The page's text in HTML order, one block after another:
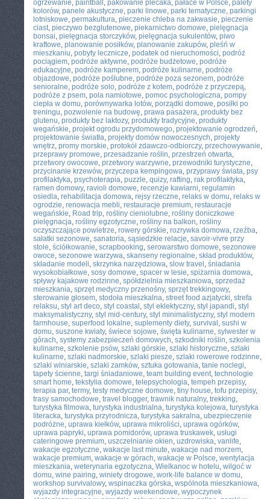
ogrzewanie, paintball , pakowanie plecaka, pałace w Polsce, palety
kolorów, panele akustyczne, parki linowe, parki tematyczne, parkingi
lotniskowe, permakultura, pieczenie chleba na zakwasie, pieczenie
ciast, pieczywo bezglutenowe, piekarnictwo domowe, pielęgnacja
bonsai, pielęgnacja storczyków, pielęgnacja sukulentów, piwo
kraftowe, planowanie posiłków, planowanie zakupów, pleśń w
mieszkaniu, pobyty lecznicze, podatek od nieruchomości, podróż
pociągiem, podróże aktywne, podróże budżetowe, podróże
edukacyjne, podróże kamperem, podróże kulinarne, podróże
objazdowe, podróże poślubne, podróże poza sezonem, podróże
senioralne, podróże solo, podróże z kotem, podróże z przyczepą,
podróże z psem, pola namiotowe, pomoc psychologiczna, pompy
ciepła w domu, porównywarka lotów, porządki domowe, posiłki po
treningu, pozwolenie na budowę, prawa pasażera, produkty bez
glutenu, produkty bez laktozy, produkty tradycyjne, produkty
wegańskie, projekt ogrodu przydomowego, projektowanie ogrodzeń,
projektowanie światła, projekty domów nowoczesnych, projekty
wnętrz, promy morskie, protokół zdawczo-odbiorczy, przechowywanie,
przeprawy promowe, przesadzanie roślin, przestrzeń otwarta,
przetwory owocowe, przetwory warzywne, przewodniki turystyczne,
przycinanie krzewów, przyczepa kempingowa, przyprawy świata, psy
profilaktyka, psychoterapia, puzzle, quizy, rafting, rak profilaktyka,
ramen domowy, ravioli domowe, recenzje kawiarni, regulamin
osiedla, rehabilitacja domowa, rejsy rzeczne, relaks w domu, relaks w
ogrodzie, renowacja mebli, restauracje premium, restauracje
wegańskie, Road trip, rośliny cieniolubne, rośliny doniczkowe
pielęgnacja, rośliny egzotyczne, rośliny na balkon, rośliny
oczyszczające powietrze, rowery górskie, rozrywka domowa, rzeźba,
sałatki sezonowe, sanatoria, sąsiedzkie relacje, savoir-vivre przy
stole, ściółkowanie, scrapbooking, serowarstwo domowe, sezonowe
owoce, sezonowe warzywa, skanseny regionalne, skład produktów,
składanie modeli, skrzynka narzędziowa, slow travel , śniadania
wysokobiałkowe, sosy domowe, spacer w lesie, spiżarnia domowa,
spływy kajakowe rodzinne, spółdzielnia mieszkaniowa, sprzedaż
mieszkania, sprzęt medyczny przenośny, sprzęt trekkingowy,
sterowanie głosem, stodoła mieszkalna, street food azjatycki, strefa
relaksu, styl art deco, styl coastal , styl eklektyczny, styl japandi, styl
maksymalistyczny, styl mid-century, styl minimalistyczny, styl modern
farmhouse, superfood lokalne, suplementy diety, survival , sushi w
domu, suszone kwiaty, świece sojowe, święta kulinarne, sylwester w
górach, systemy zabezpieczeń domowych, szkodniki roślin, szkolenia
kulinarne, szkolenie psów, szlaki górskie, szlaki historyczne, szlaki
kulinarne, szlaki nadmorskie, szlaki piesze, szlaki rowerowe rodzinne,
szlaki winiarskie, szlaki zamków, sztuka gotowania, tanie noclegi,
tapety ścienne, targi śniadaniowe, team building event, technologie
smart home, tekstylia domowe, telepsychologia, tempeh przepisy,
terapia par, termy, testy medyczne domowe, tiny house, tofu przepisy,
trasy samochodowe, travel blogger, trawnik naturalny, trekking,
turystyka filmowa, turystyka industrialna, turystyka kolejowa, turystyka
literacka, turystyka przyrodnicza, turystyka sakralna, ubezpieczenie
podróżne, uprawa kiełków, uprawa mikroliści, uprawa ogórków,
uprawa papryki, uprawa pomidorów, uprawa truskawek, usługi
cateringowe premium, uszczelnianie okien, uzdrowiska, vanlife,
wakacje egzotyczne, wakacje last minute, wakacje nad morzem,
wakacje premium, wakacje w górach, wakacje w Polsce, wentylacja
mieszkania, weterynaria egzotyczna, Wielkanoc w hotelu, wilgoć w
domu, wine pairing, winiety drogowe, work-life balance w domu,
workshop survivalowy, wspinaczka górska, wspólnota mieszkaniowa,
wyjazdy integracyjne, wyjazdy weekendowe, wypoczynek